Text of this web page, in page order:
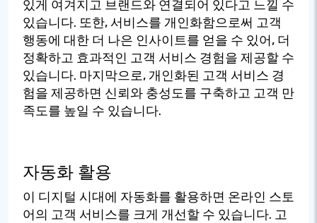
있게 여겨지고 브랜드와 연결되어 있다고 느낄 수
있습니다. 또한, 서비스를 개인화함으로써 고객
행동에 대한 더 나은 인사이트를 얻을 수 있어, 더
정확하고 효과적인 고객 서비스 경험을 제공할 수
있습니다. 마지막으로, 개인화된 고객 서비스 경
험을 제공하면 신뢰와 충성도를 구축하고 고객 만
족도를 높일 수 있습니다.
자동화 활용
이 디지털 시대에 자동화를 활용하면 온라인 스토
어의 고객 서비스를 크게 개선할 수 있습니다. 고